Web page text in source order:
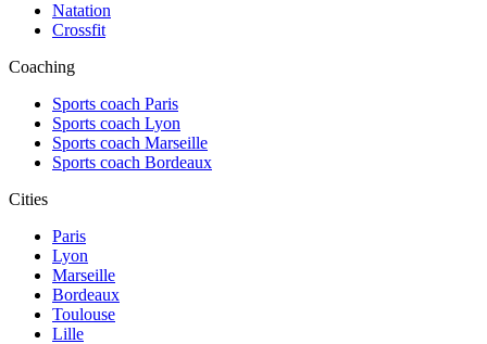
Natation
Crossfit
Coaching
Sports coach Paris
Sports coach Lyon
Sports coach Marseille
Sports coach Bordeaux
Cities
Paris
Lyon
Marseille
Bordeaux
Toulouse
Lille